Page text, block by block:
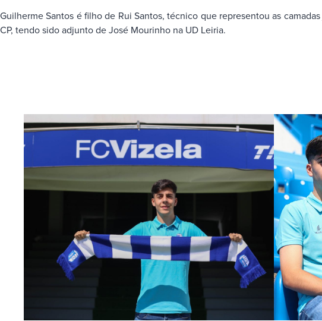
Guilherme Santos é filho de Rui Santos, técnico que representou as
CP, tendo sido adjunto de José Mourinho na UD Leiria.